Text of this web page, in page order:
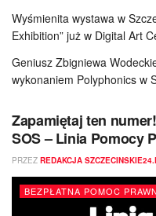
Wyśmienita wystawa w
Exhibition” już w Digital Art
Geniusz Zbigniewa
wykonaniem Polyphonics w
Zapamiętaj ten
SOS – Linia Pomocy
PRZEZ REDAKCJA
BEZPŁATNA POMOC